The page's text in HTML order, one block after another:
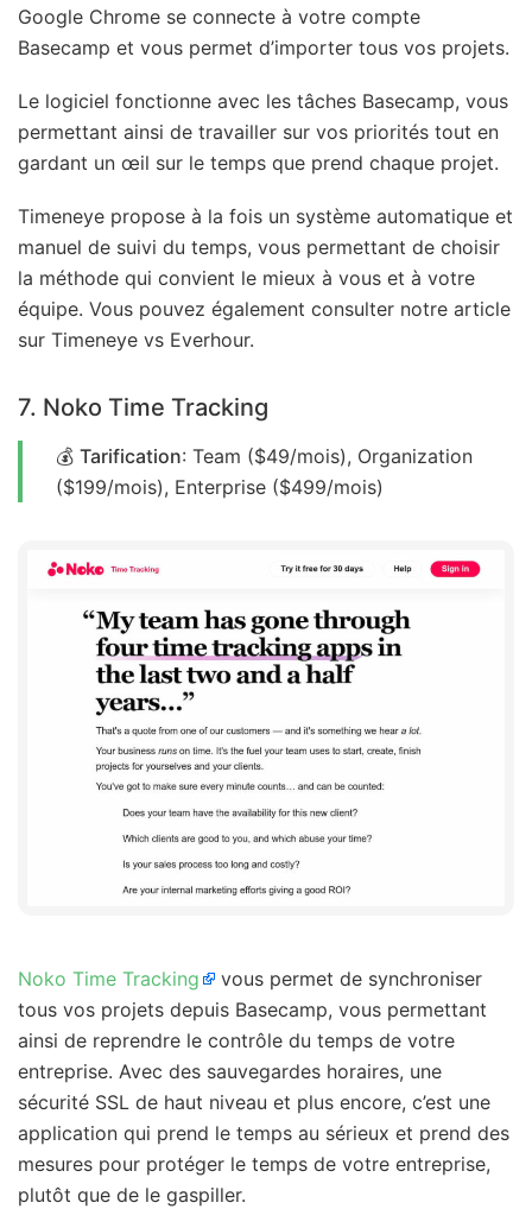
Google Chrome se connecte à votre compte
Basecamp et vous permet d’importer tous vos projets.
Le logiciel fonctionne avec les tâches Basecamp, vous
permettant ainsi de travailler sur vos priorités tout en
gardant un œil sur le temps que prend chaque projet.
Timeneye propose à la fois un système automatique et
manuel de suivi du temps, vous permettant de choisir
la méthode qui convient le mieux à vous et à votre
équipe. Vous pouvez également consulter notre article
sur Timeneye vs Everhour.
7. Noko Time Tracking
💰 Tarification: Team ($49/mois), Organization
($199/mois), Enterprise ($499/mois)
Noko Time Tracking
vous permet de synchroniser
tous vos projets depuis Basecamp, vous permettant
ainsi de reprendre le contrôle du temps de votre
entreprise. Avec des sauvegardes horaires, une
sécurité SSL de haut niveau et plus encore, c’est une
application qui prend le temps au sérieux et prend des
mesures pour protéger le temps de votre entreprise,
plutôt que de le gaspiller.